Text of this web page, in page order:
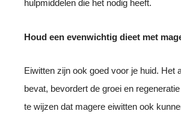
hulpmiddelen die het nodig heeft.
Houd een evenwichtig dieet met
Eiwitten zijn ook goed voor je huid. Het
bevat, bevordert de groei en
te wijzen dat magere eiwitten ook